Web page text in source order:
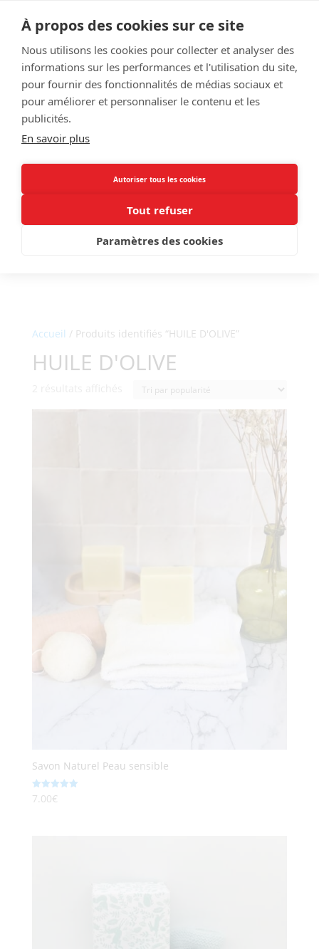
À propos des cookies sur ce site
Nous utilisons les cookies pour collecter et analyser des
informations sur les performances et l'utilisation du site,
pour fournir des fonctionnalités de médias sociaux et
pour améliorer et personnaliser le contenu et les
publicités.
En savoir plus
Autoriser tous les cookies
Tout refuser
Paramètres des cookies
Accueil / Produits identifiés “HUILE D'OLIVE”
HUILE D'OLIVE
Savon Naturel Peau sensible
Note
5.00
7.00€